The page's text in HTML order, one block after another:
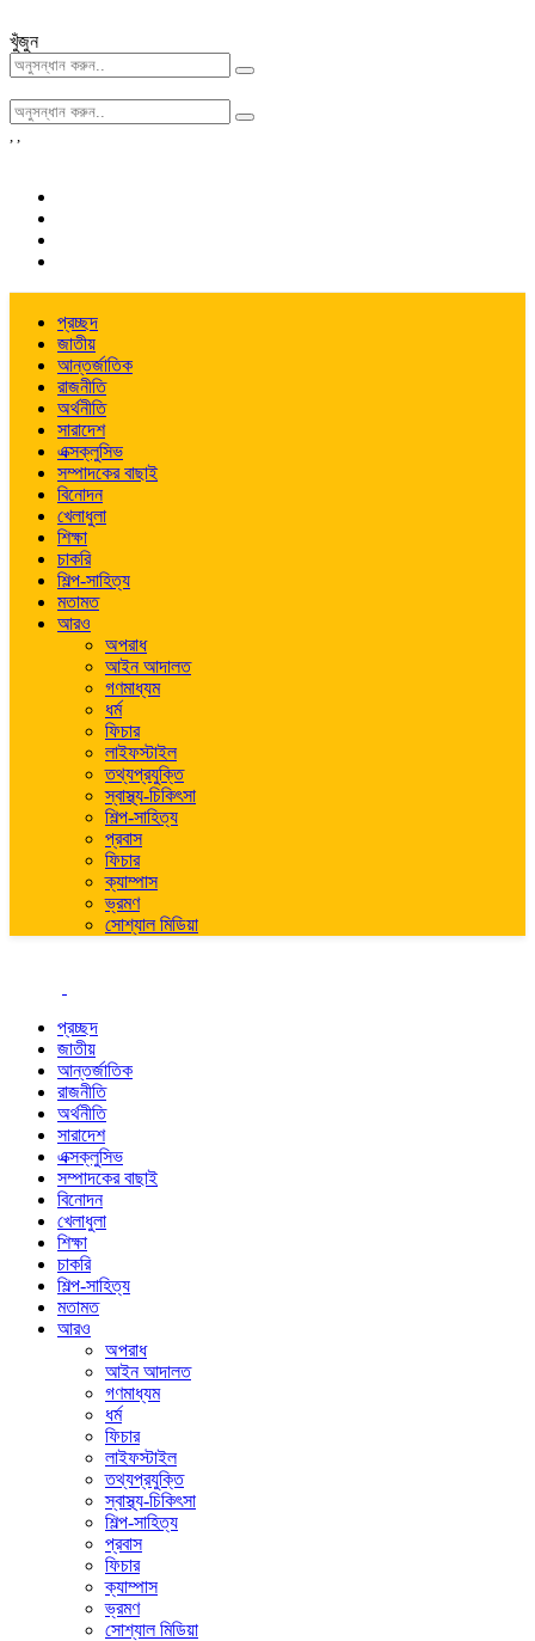
খুঁজুন
, ,
প্রচ্ছদ
জাতীয়
আন্তর্জাতিক
রাজনীতি
অর্থনীতি
সারাদেশ
এক্সক্লুসিভ
সম্পাদকের বাছাই
বিনোদন
খেলাধুলা
শিক্ষা
চাকরি
শিল্প-সাহিত্য
মতামত
আরও
অপরাধ
আইন আদালত
গণমাধ্যম
ধর্ম
ফিচার
লাইফস্টাইল
তথ্যপ্রযুক্তি
স্বাস্থ্য-চিকিৎসা
শিল্প-সাহিত্য
প্রবাস
ফিচার
ক্যাম্পাস
ভ্রমণ
সোশ্যাল মিডিয়া
প্রচ্ছদ
জাতীয়
আন্তর্জাতিক
রাজনীতি
অর্থনীতি
সারাদেশ
এক্সক্লুসিভ
সম্পাদকের বাছাই
বিনোদন
খেলাধুলা
শিক্ষা
চাকরি
শিল্প-সাহিত্য
মতামত
আরও
অপরাধ
আইন আদালত
গণমাধ্যম
ধর্ম
ফিচার
লাইফস্টাইল
তথ্যপ্রযুক্তি
স্বাস্থ্য-চিকিৎসা
শিল্প-সাহিত্য
প্রবাস
ফিচার
ক্যাম্পাস
ভ্রমণ
সোশ্যাল মিডিয়া